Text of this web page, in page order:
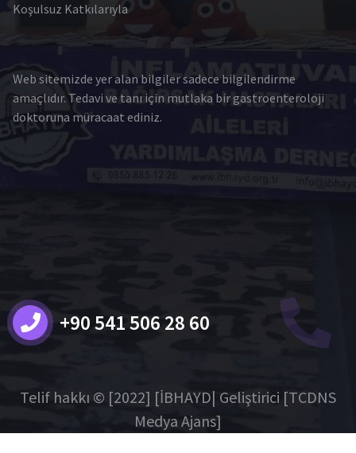
Koşulsuz Katkılarıyla
Web sitemizde yer alan bilgiler sadece bilgilendirme
amaçlıdır. Tedavi ve tanı için mutlaka bir gastroenteroloji
doktoruna müracaat ediniz.
+90 541 506 28 60
Telif hakkı © [2022] [İBHAYD| Geliştirici [TCDNS
Medya Ajans]